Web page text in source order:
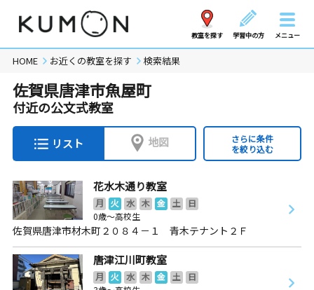
教室を探す 学習中の方 メニュー
HOME お近くの教室を探す 検索結果
佐賀県唐津市魚屋町
付近の公文式教室
リスト 地図
さらに条件
を絞り込む
花水木通り教室
月 火 水 木 金 土
日
0歳～高校生
佐賀県唐津市材木町２０８４－１ 青木テナント２Ｆ
唐津江川町教室
月 火 水 木 金 土
日